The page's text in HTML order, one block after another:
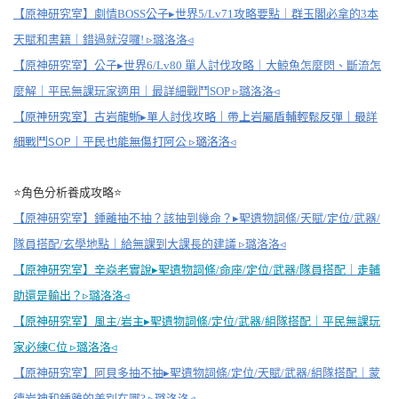
【原神研究室】劇情BOSS公子▸世界5/Lv71攻略要點｜群玉閣必拿的3本
天賦和書籍｜錯過就沒囉! ▹璐洛洛◃
【原神研究室】公子▸世界6/Lv80 單人討伐攻略｜大鯨魚怎麼閃、斷流怎
麼解｜平民無課玩家適用｜最詳細戰鬥SOP ▹璐洛洛◃
【原神研究室】古岩龍蜥▸單人討伐攻略｜帶上岩屬盾輔輕鬆反彈｜最詳
細戰鬥SOP｜平民也能無傷打阿公 ▹璐洛洛◃
⭐角色分析養成攻略⭐
【原神研究室】鍾離抽不抽？該抽到幾命？▸聖遺物詞條/天賦/定位/武器/
隊員搭配/玄學地點｜給無課到大課長的建議 ▹璐洛洛◃
【原神研究室】辛焱老實說▸聖遺物詞條/命座/定位/武器/隊員搭配｜走輔
助還是輸出？▹璐洛洛◃
【原神研究室】風主/岩主▸聖遺物詞條/定位/武器/組隊搭配｜平民無課玩
家必練C位 ▹璐洛洛◃
【原神研究室】阿貝多抽不抽▸聖遺物詞條/定位/天賦/武器/組隊搭配｜蒙